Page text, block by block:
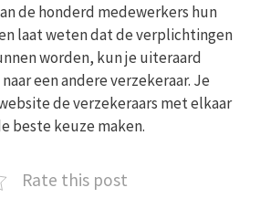
de honderd medewerkers hun
laat weten dat de verplichtingen
worden, kun je uiteraard
een andere verzekeraar. Je
de verzekeraars met elkaar
beste keuze maken.
Rate this post